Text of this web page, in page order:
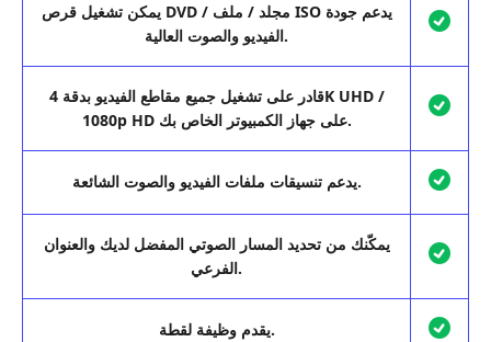
يمكن تشغيل قرص DVD / مجلد / ملف ISO يدعم جودة
الفيديو والصوت العالية.
قادر على تشغيل جميع مقاطع الفيديو بدقة 4K UHD /
1080p HD على جهاز الكمبيوتر الخاص بك.
يدعم تنسيقات ملفات الفيديو والصوت الشائعة.
يمكّنك من تحديد المسار الصوتي المفضل لديك والعنوان
الفرعي.
يقدم وظيفة لقطة.